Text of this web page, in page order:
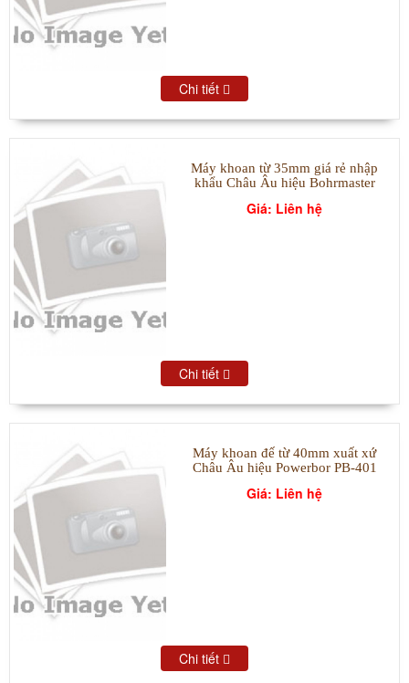
Chi tiết
Máy khoan từ 35mm giá rẻ nhập
khẩu Châu Âu hiệu Bohrmaster
Giá: Liên hệ
Chi tiết
Máy khoan đế từ 40mm xuất xứ
Châu Âu hiệu Powerbor PB-401
Giá: Liên hệ
Chi tiết